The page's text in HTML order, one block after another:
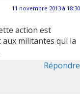
11 novembre 2013 à 18:30
action est
militantes qui la
Répondre